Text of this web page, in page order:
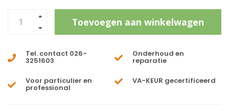
Toevoegen aan winkelwagen
Tel. contact 026-
3251603
Onderhoud en
reparatie
Voor particulier en
professional
VA-KEUR gecertificeerd